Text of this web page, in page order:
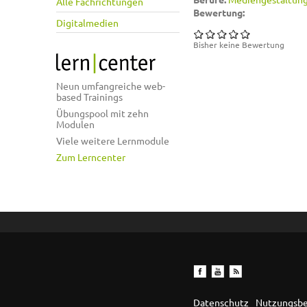
Digitalmedien
Neun umfangreiche web-
based Trainings
Übungspool mit zehn
Modulen
Viele weitere Lernmodule
Zum Lerncenter
Bewertung:
Bisher keine Bewertung
Datenschutz